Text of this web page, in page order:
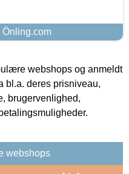
Önling.com
webshops og anmeldt
bl.a. deres prisniveau,
brugervenlighed,
webshops